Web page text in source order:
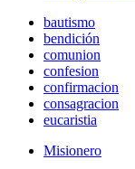
bautismo
bendición
comunion
confesion
confirmacion
consagracion
eucaristia
Misionero